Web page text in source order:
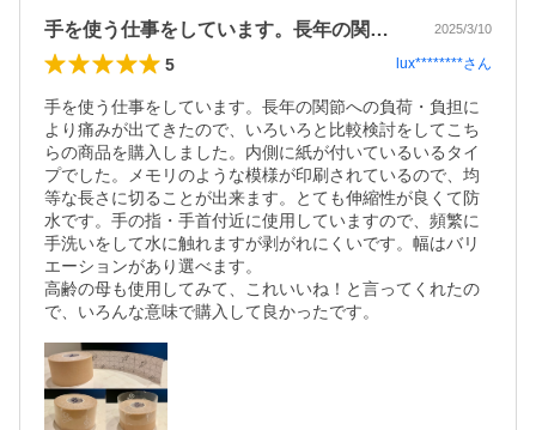
手を使う仕事をしています。長年の関節へ… 2025/3/10
5 lux********さん
手を使う仕事をしています。長年の関節への負荷・負担に
より痛みが出てきたので、いろいろと比較検討をしてこち
らの商品を購入しました。内側に紙が付いているいるタイ
プでした。メモリのような模様が印刷されているので、均
等な長さに切ることが出来ます。とても伸縮性が良くて防
水です。手の指・手首付近に使用していますので、頻繁に
手洗いをして水に触れますが剥がれにくいです。幅はバリ
エーションがあり選べます。
高齢の母も使用してみて、これいいね！と言ってくれたの
で、いろんな意味で購入して良かったです。